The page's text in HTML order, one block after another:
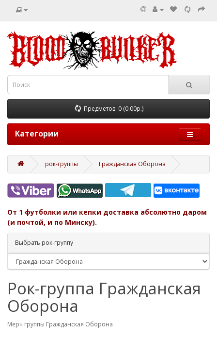
Предметов: 0 (0.00р.)
Категории
рок-группы Гражданская Оборона
От 1 футболки или кепки доставка абсолютно даром
(и почтой, и по Минску).
Выбрать рок-группу
Рок-группа Гражданская
Оборона
Мерч группы Гражданская Оборона